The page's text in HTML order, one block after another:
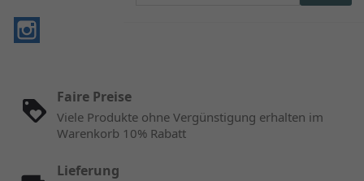
Faire Preise
Viele Produkte ohne Vergünstigung erhalten im
Warenkorb 10% Rabatt
Lieferung